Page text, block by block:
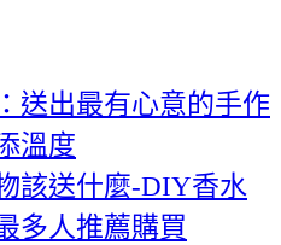
送出最有心意的手作
溫度
該送什麼-DIY香水
多人推薦購買